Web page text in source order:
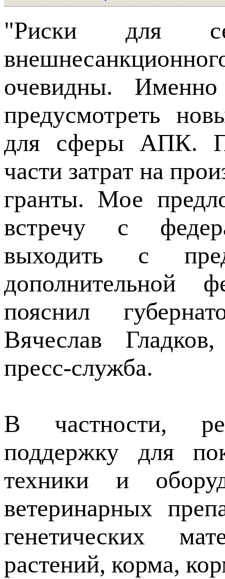
"Риски для
очевидны.
предусмотреть
для сферы АПК.
части затрат на
гранты. Мое
встречу с
выходить с
дополнительной
пояснил
Вячеслав
пресс-служба.
В частности,
поддержку для
техники и
ветеринарных
генетических
растений, корма,